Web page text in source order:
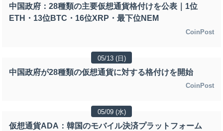
中国政府：28種類の主要仮想通貨格付けを公表｜1位
ETH・13位BTC・16位XRP・最下位NEM
CoinPost
05/13 (日)
中国政府が28種類の仮想通貨に対する格付けを開始
CoinPost
05/09 (水)
仮想通貨ADA：韓国のモバイル決済プラットフォーム